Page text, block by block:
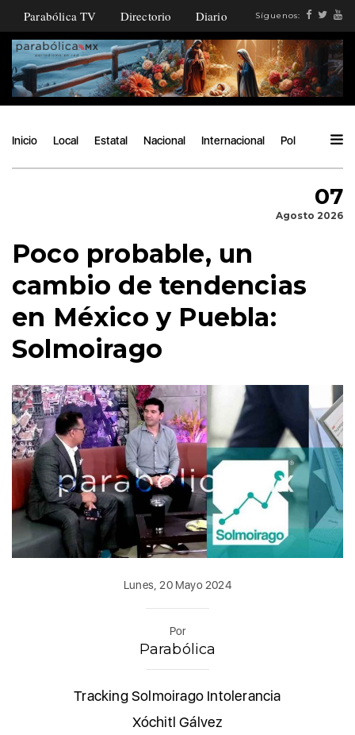
Parabólica TV Directorio Diario Síguenos:
Inicio Local Estatal Nacional Internacional Política
07
Agosto 2026
Poco probable, un
cambio de tendencias
en México y Puebla:
Solmoirago
Lunes, 20 Mayo 2024
Por
Parabólica
Tracking Solmoirago Intolerancia
Xóchitl Gálvez